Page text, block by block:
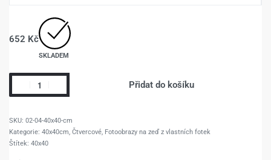
652 Kč
SKLADEM
Přidat do košíku
02-04-40x40-cm
Kategorie: 40x40cm, Čtvercové, Fotoobrazy na zeď z vlastních fotek
Štítek: 40x40